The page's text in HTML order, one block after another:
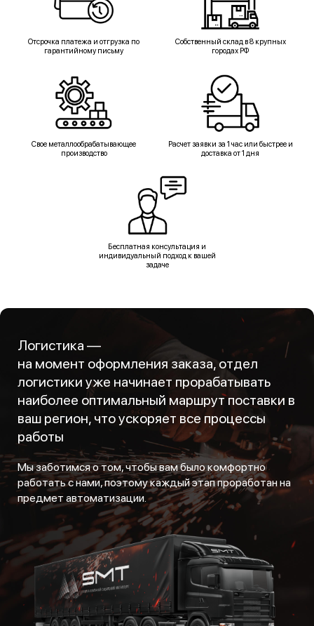
Отсрочка платежа и отгрузка по
гарантийному письму
Собственный склад в 8 крупных
городах РФ
Свое металлообрабатывающее
производство
Расчет заявки за 1 час или быстрее и
доставка от 1 дня
Бесплатная консультация и
индивидуальный подход к вашей
задаче
Логистика —
на момент оформления заказа, отдел
логистики уже начинает прорабатывать
наиболее оптимальный маршрут поставки в
ваш регион, что ускоряет все процессы
работы
Мы заботимся о том, чтобы вам было комфортно
работать с нами, поэтому каждый этап проработан на
предмет автоматизации.